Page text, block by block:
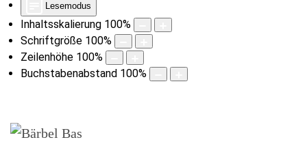
Lesemodus
Inhaltsskalierung 100%
Schriftgröße 100%
Zeilenhöhe 100%
Buchstabenabstand 100%